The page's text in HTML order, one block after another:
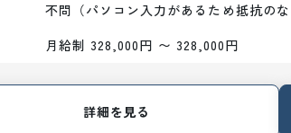
不問（パソコン入力があるため抵抗のな
月給制 328,000円 〜 328,000円
詳細を見る